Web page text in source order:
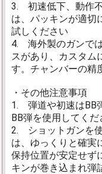
3. 初速低下、動作
は、パッキンが適切
試しください
4. 海外製のガンで
スがあり、カスタム
す。チャンバーの精
・その他注意事項
1. 弾道や初速はBB
BB弾を使用してくだ
2. ショットガンを
は、ゆっくりと確実
保持位置が安定せず
キンが巻き込まれ弾